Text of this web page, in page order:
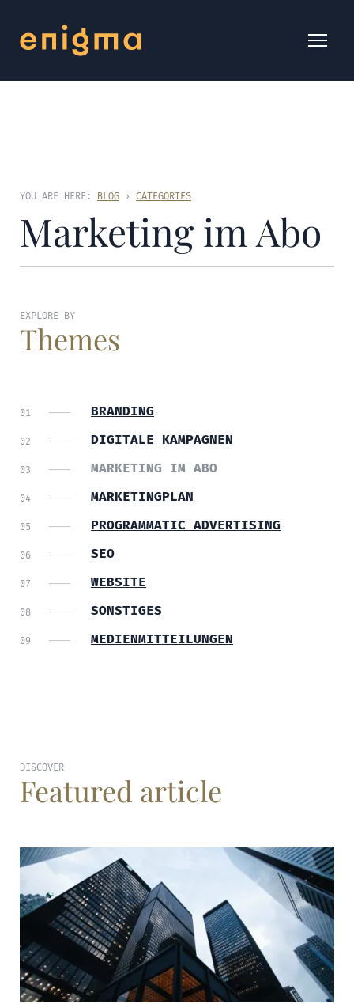
YOU ARE HERE: BLOG › CATEGORIES
Marketing im Abo
EXPLORE BY
Themes
BRANDING
DIGITALE KAMPAGNEN
MARKETING IM ABO
MARKETINGPLAN
PROGRAMMATIC ADVERTISING
SEO
WEBSITE
SONSTIGES
MEDIENMITTEILUNGEN
DISCOVER
Featured article